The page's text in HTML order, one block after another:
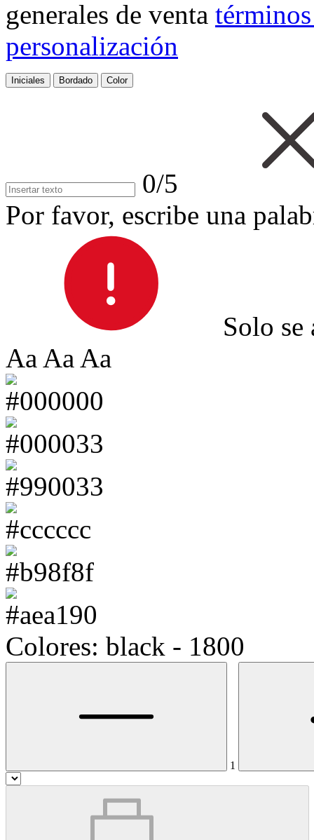
generales de venta
personalización
Iniciales Bordado Color
0/5
Por favor, escribe una
Solo se
Aa Aa Aa
Colores: black - 1800
1